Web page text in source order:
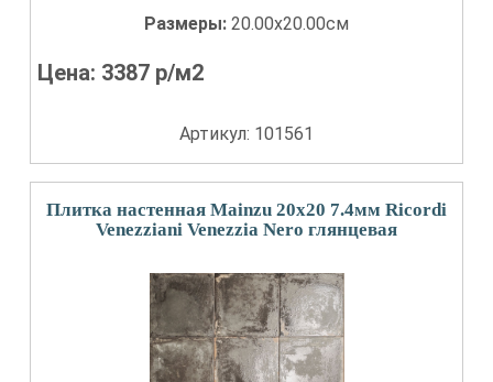
Размеры: 20.00x20.00см
Цена: 3387 р/м2
Артикул: 101561
Плитка настенная Mainzu 20x20 7.4мм Ricordi
Venezziani Venezzia Nero глянцевая